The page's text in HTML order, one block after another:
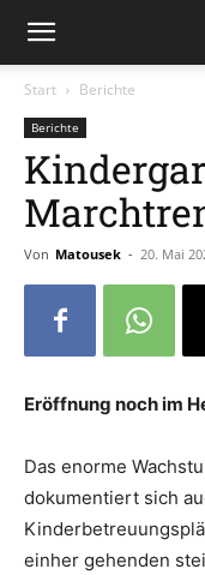
Start Berichte
Berichte
Von Matousek - 20. Mai
Eröffnung noch im
Das enorme
dokumentiert sich
einher gehenden